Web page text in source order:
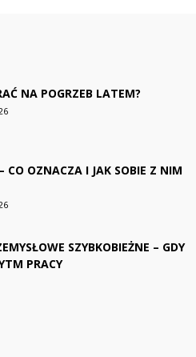
NA POGRZEB LATEM?
CO OZNACZA I JAK SOBIE Z NIM
SZYBKOBIEŻNE – GDY
PRACY